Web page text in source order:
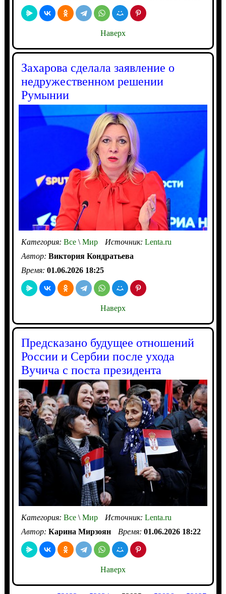
Наверх
Захарова сделала заявление о
недружественном решении
Румынии
Категория: Все\Мир Источник: Lenta.ru
Автор: Виктория Кондратьева
Время: 01.06.2026 18:25
Наверх
Предсказано будущее отношений
России и Сербии после ухода
Вучича с поста президента
Категория: Все\Мир Источник: Lenta.ru
Автор: Карина Мирзоян Время: 01.06.2026 18:22
Наверх